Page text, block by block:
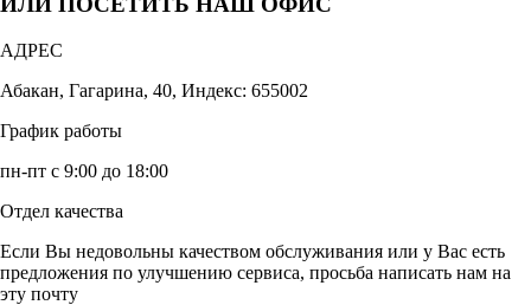
АДРЕС
Абакан, Гагарина, 40, Индекс: 655002
График работы
пн-пт с 9:00 до 18:00
Отдел качества
Если Вы недовольны качеством обслуживания или у Вас есть
предложения по улучшению сервиса, просьба написать нам на
эту почту